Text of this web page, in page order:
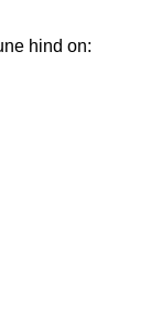
hind on: